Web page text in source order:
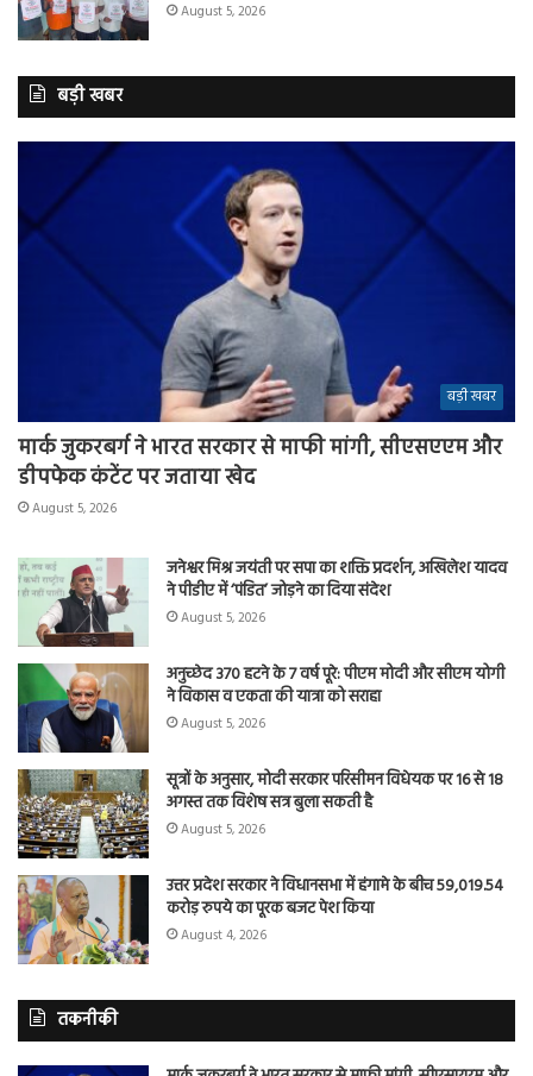
August 5, 2026
बड़ी खबर
बड़ी खबर
मार्क जुकरबर्ग ने भारत सरकार से माफी मांगी, सीएसएएम और
डीपफेक कंटेंट पर जताया खेद
August 5, 2026
जनेश्वर मिश्र जयंती पर सपा का शक्ति प्रदर्शन, अखिलेश यादव
ने पीडीए में ‘पंडित’ जोड़ने का दिया संदेश
August 5, 2026
अनुच्छेद 370 हटने के 7 वर्ष पूरे: पीएम मोदी और सीएम योगी
ने विकास व एकता की यात्रा को सराहा
August 5, 2026
सूत्रों के अनुसार, मोदी सरकार परिसीमन विधेयक पर 16 से 18
अगस्त तक विशेष सत्र बुला सकती है
August 5, 2026
उत्तर प्रदेश सरकार ने विधानसभा में हंगामे के बीच 59,019.54
करोड़ रुपये का पूरक बजट पेश किया
August 4, 2026
तकनीकी